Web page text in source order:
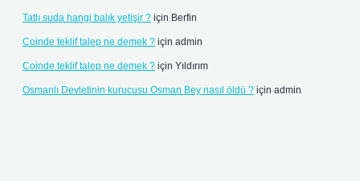
Tatlı suda hangi balık yetişir ? için Berfin
Coinde teklif talep ne demek ? için admin
Coinde teklif talep ne demek ? için Yıldırım
Osmanlı Devletinin kurucusu Osman Bey nasıl öldü ? için admin